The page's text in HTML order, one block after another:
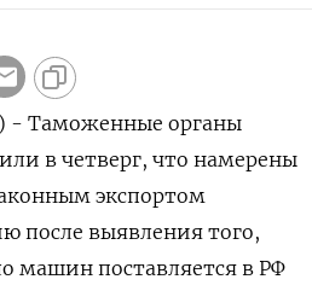
- Таможенные органы
в четверг, что ‌намерены
экспортом
после выявления того,
машин поставляется ⁠в РФ